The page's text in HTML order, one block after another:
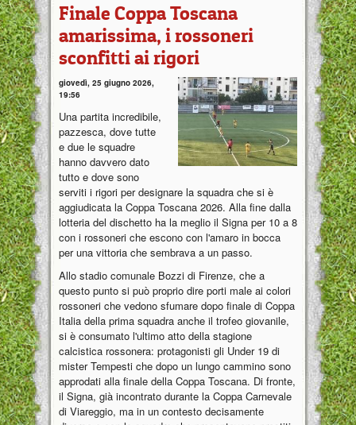
Finale Coppa Toscana
amarissima, i rossoneri
sconfitti ai rigori
giovedì, 25 giugno 2026,
19:56
Una partita incredibile,
pazzesca, dove tutte
e due le squadre
hanno davvero dato
tutto e dove sono
serviti i rigori per designare la squadra che si è
aggiudicata la Coppa Toscana 2026. Alla fine dalla
lotteria del dischetto ha la meglio il Signa per 10 a 8
con i rossoneri che escono con l'amaro in bocca
per una vittoria che sembrava a un passo.
Allo stadio comunale Bozzi di Firenze, che a
questo punto si può proprio dire porti male ai colori
rossoneri che vedono sfumare dopo finale di Coppa
Italia della prima squadra anche il trofeo giovanile,
si è consumato l'ultimo atto della stagione
calcistica rossonera: protagonisti gli Under 19 di
mister Tempesti che dopo un lungo cammino sono
approdati alla finale della Coppa Toscana. Di fronte,
il Signa, già incontrato durante la Coppa Carnevale
di Viareggio, ma in un contesto decisamente